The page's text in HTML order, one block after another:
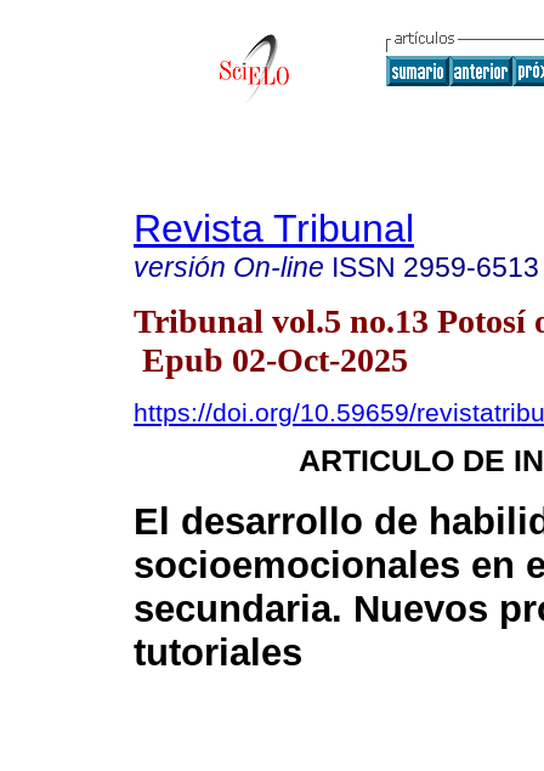
Revista Tribunal
versión On-line ISSN 2959-6513
Tribunal vol.5 no.13 Potosí
Epub 02-Oct-2025
https://doi.org/10.59659/
ARTICULO DE
El desarrollo de
socioemocionales en
secundaria. Nuevos
tutoriales